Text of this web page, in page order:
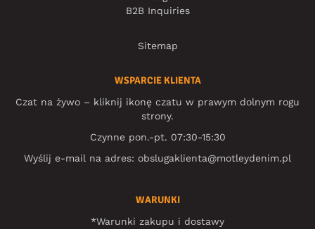
B2B Inquiries
Sitemap
WSPARCIE KLIENTA
Czat na żywo – kliknij ikonę czatu w prawym dolnym rogu
strony.
Czynne pon.-pt. 07:30-15:30
Wyślij e-mail na adres: obslugaklienta@motleydenim.pl
WARUNKI
*Warunki zakupu i dostawy